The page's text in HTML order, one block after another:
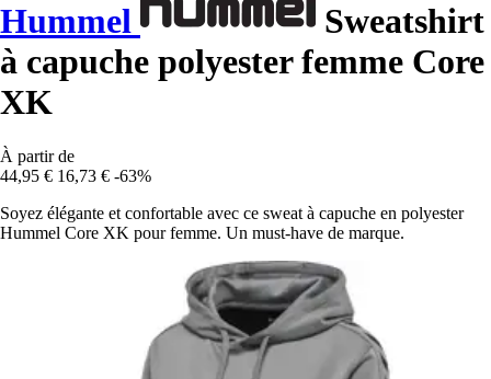
Hummel
Sweatshirt
à capuche polyester femme Core
XK
À partir de
44,95 € 16,73 € -63%
Soyez élégante et confortable avec ce sweat à capuche en polyester
Hummel Core XK pour femme. Un must-have de marque.